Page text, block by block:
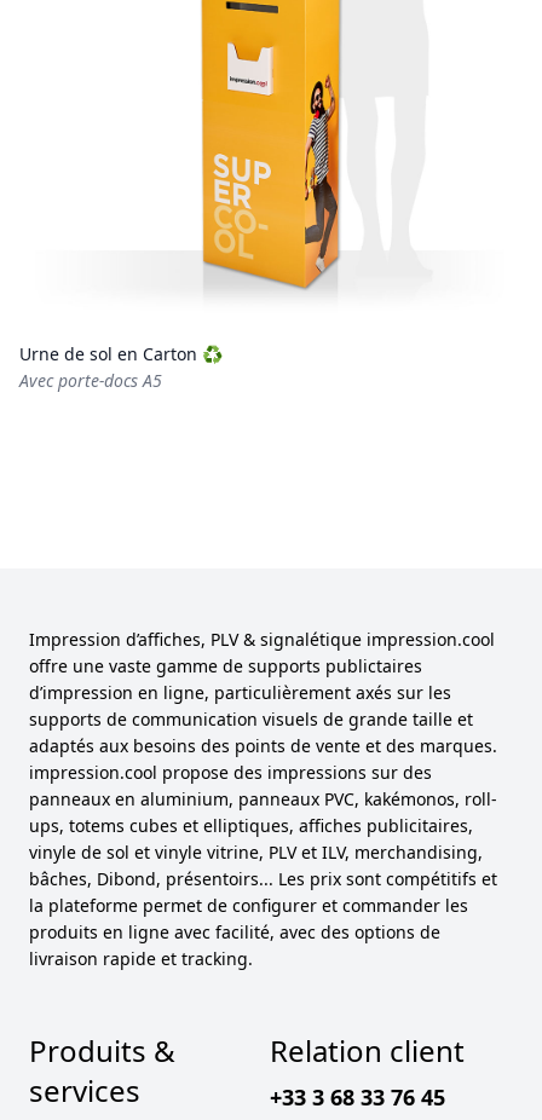
Urne de sol en Carton ♻️
Avec porte-docs A5
Impression d’affiches, PLV & signalétique impression.cool
offre une vaste gamme de supports publictaires
d’impression en ligne, particulièrement axés sur les
supports de communication visuels de grande taille et
adaptés aux besoins des points de vente et des marques.
impression.cool propose des impressions sur des
panneaux en aluminium, panneaux PVC, kakémonos, roll-
ups, totems cubes et elliptiques, affiches publicitaires,
vinyle de sol et vinyle vitrine, PLV et ILV, merchandising,
bâches, Dibond, présentoirs... Les prix sont compétitifs et
la plateforme permet de configurer et commander les
produits en ligne avec facilité, avec des options de
livraison rapide et tracking.
Produits &
services
Relation client
+33 3 68 33 76 45